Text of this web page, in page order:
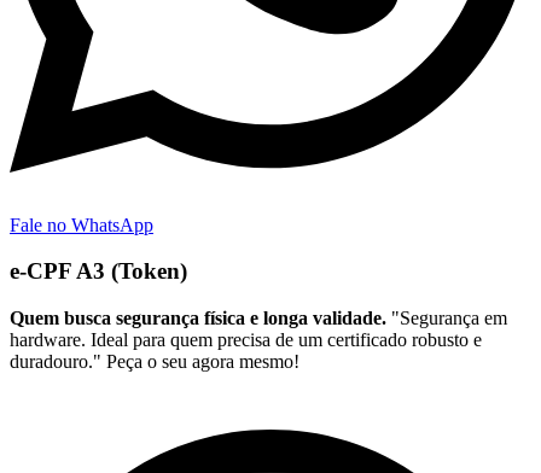
Fale no WhatsApp
e-CPF A3 (Token)
Quem busca segurança física e longa validade. "Segurança em
hardware. Ideal para quem precisa de um certificado robusto e
duradouro." Peça o seu agora mesmo!